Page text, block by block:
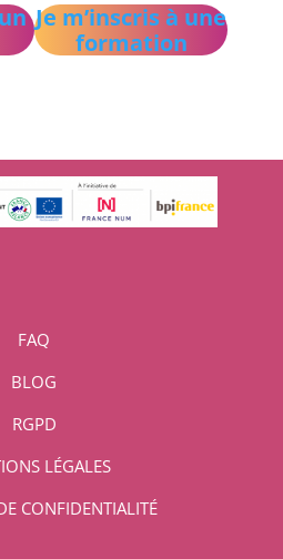
Je m’inscris à une
formation
FAQ
BLOG
RGPD
LÉGALES
CONFIDENTIALITÉ